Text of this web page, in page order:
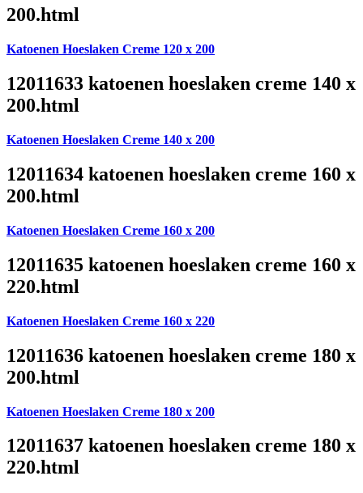
200.html
Katoenen Hoeslaken Creme 120 x 200
12011633 katoenen hoeslaken creme 140 x
200.html
Katoenen Hoeslaken Creme 140 x 200
12011634 katoenen hoeslaken creme 160 x
200.html
Katoenen Hoeslaken Creme 160 x 200
12011635 katoenen hoeslaken creme 160 x
220.html
Katoenen Hoeslaken Creme 160 x 220
12011636 katoenen hoeslaken creme 180 x
200.html
Katoenen Hoeslaken Creme 180 x 200
12011637 katoenen hoeslaken creme 180 x
220.html